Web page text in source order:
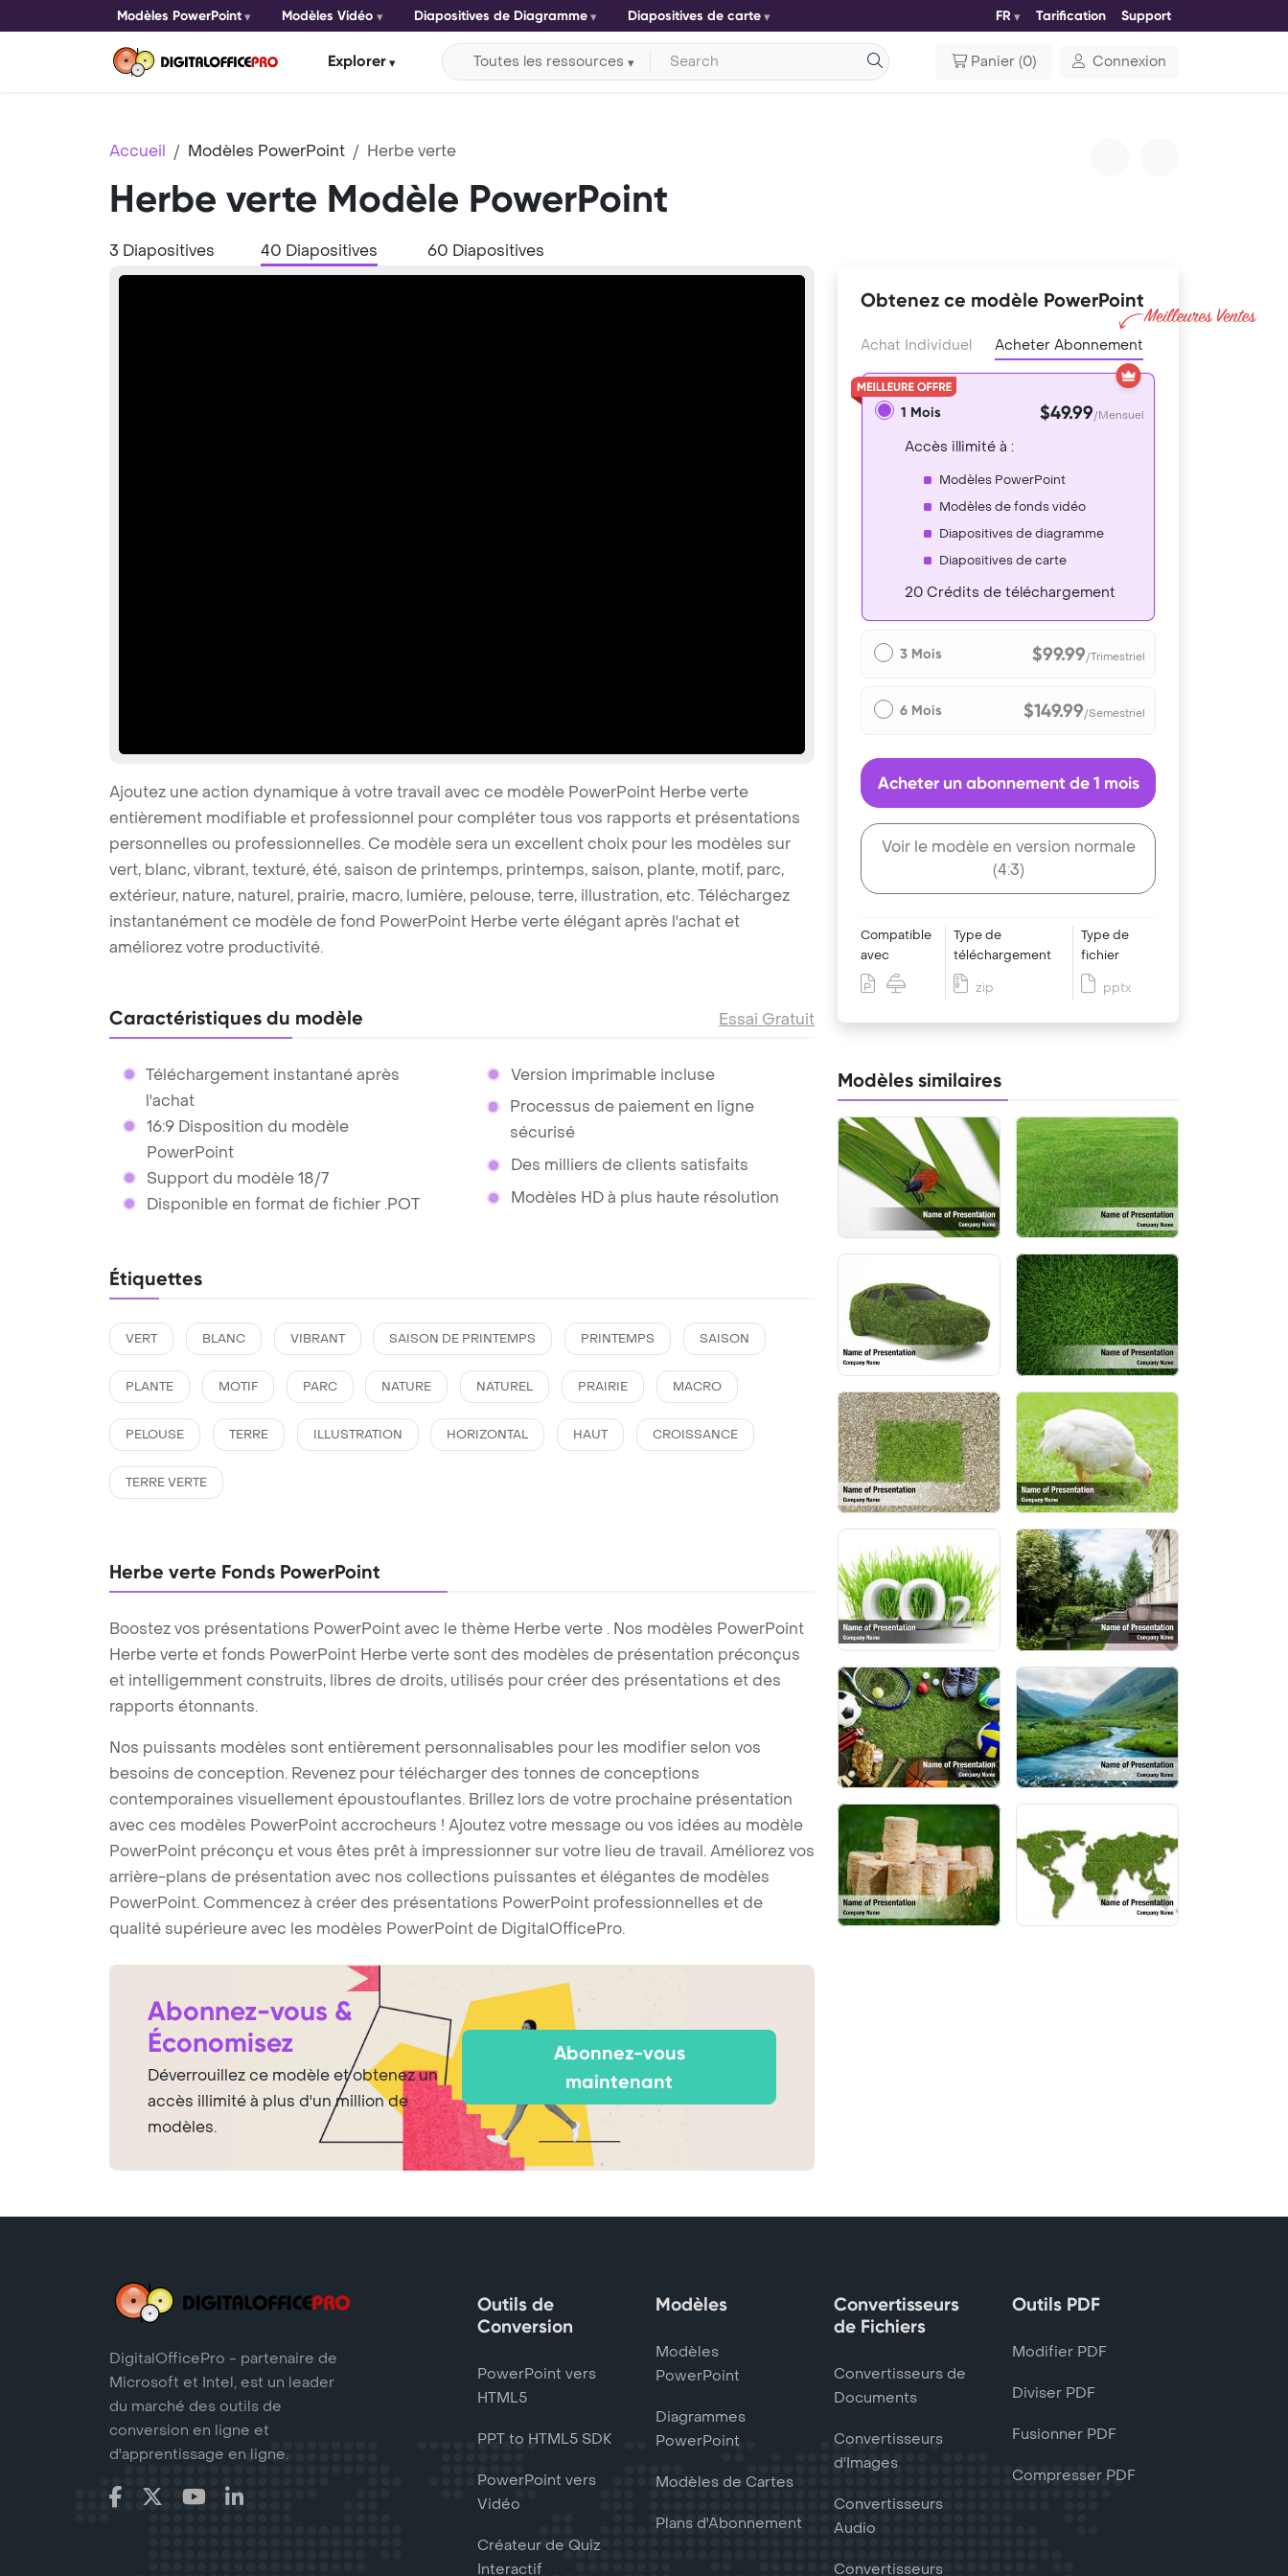
Modèles PowerPoint Modèles Vidéo Diapositives de Diagramme Diapositives de carte FR Tarification Support
Explorer Toutes les ressources Panier (0) Connexion
Accueil Modèles PowerPoint Herbe verte
Herbe verte Modèle PowerPoint
3 Diapositives 40 Diapositives 60 Diapositives
Ajoutez une action dynamique à votre travail avec ce modèle PowerPoint Herbe verte
entièrement modifiable et professionnel pour compléter tous vos rapports et présentations
personnelles ou professionnelles. Ce modèle sera un excellent choix pour les modèles sur
vert, blanc, vibrant, texturé, été, saison de printemps, printemps, saison, plante, motif, parc,
extérieur, nature, naturel, prairie, macro, lumière, pelouse, terre, illustration, etc. Téléchargez
instantanément ce modèle de fond PowerPoint Herbe verte élégant après l'achat et
améliorez votre productivité.
Caractéristiques du modèle Essai Gratuit
Téléchargement instantané après
l'achat
16:9 Disposition du modèle
PowerPoint
Support du modèle 18/7
Disponible en format de fichier .POT
Version imprimable incluse
Processus de paiement en ligne
sécurisé
Des milliers de clients satisfaits
Modèles HD à plus haute résolution
Étiquettes
VERT BLANC VIBRANT SAISON DE PRINTEMPS PRINTEMPS SAISON
PLANTE MOTIF PARC NATURE NATUREL PRAIRIE MACRO
PELOUSE TERRE ILLUSTRATION HORIZONTAL HAUT CROISSANCE
TERRE VERTE
Herbe verte Fonds PowerPoint
Boostez vos présentations PowerPoint avec le thème Herbe verte . Nos modèles PowerPoint
Herbe verte et fonds PowerPoint Herbe verte sont des modèles de présentation préconçus
et intelligemment construits, libres de droits, utilisés pour créer des présentations et des
rapports étonnants.
Nos puissants modèles sont entièrement personnalisables pour les modifier selon vos
besoins de conception. Revenez pour télécharger des tonnes de conceptions
contemporaines visuellement époustouflantes. Brillez lors de votre prochaine présentation
avec ces modèles PowerPoint accrocheurs ! Ajoutez votre message ou vos idées au modèle
PowerPoint préconçu et vous êtes prêt à impressionner sur votre lieu de travail. Améliorez vos
arrière-plans de présentation avec nos collections puissantes et élégantes de modèles
PowerPoint. Commencez à créer des présentations PowerPoint professionnelles et de
qualité supérieure avec les modèles PowerPoint de DigitalOfficePro.
Abonnez-vous &
Économisez
Déverrouillez ce modèle et obtenez un
accès illimité à plus d'un million de
modèles.
Abonnez-vous
maintenant
Obtenez ce modèle PowerPoint
Achat Individuel Acheter Abonnement
1 Mois $49.99/Mensuel
Accès illimité à :
Modèles PowerPoint
Modèles de fonds vidéo
Diapositives de diagramme
Diapositives de carte
20 Crédits de téléchargement
3 Mois $99.99/Trimestriel
6 Mois $149.99/Semestriel
Acheter un abonnement de 1 mois
Voir le modèle en version normale
(4:3)
Compatible
avec
Type de
téléchargement
zip
Type de
fichier
pptx
Modèles similaires
DigitalOfficePro - partenaire de
Microsoft et Intel, est un leader
du marché des outils de
conversion en ligne et
d'apprentissage en ligne.
Outils de
Conversion
PowerPoint vers
HTML5
PPT to HTML5 SDK
PowerPoint vers
Vidéo
Créateur de Quiz
Interactif
Modèles
Modèles
PowerPoint
Diagrammes
PowerPoint
Modèles de Cartes
Plans d'Abonnement
Convertisseurs
de Fichiers
Convertisseurs de
Documents
Convertisseurs
d'Images
Convertisseurs
Audio
Convertisseurs
Outils PDF
Modifier PDF
Diviser PDF
Fusionner PDF
Compresser PDF